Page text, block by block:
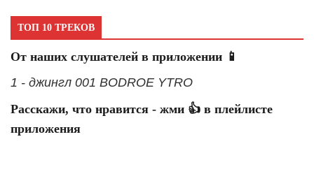
ТОП 10 ТРЕКОВ
От наших слушателей в приложении 📱
1 - джингл 001 BODROE YTRO
Расскажи, что нравится - жми 👍 в плейлисте
приложения